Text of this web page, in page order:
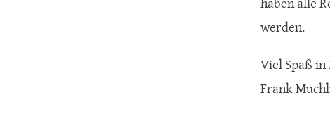
werden.
Viel Spaß
Frank